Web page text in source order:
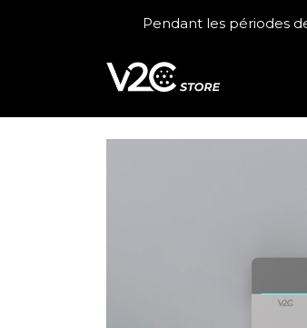
Pendant les périodes